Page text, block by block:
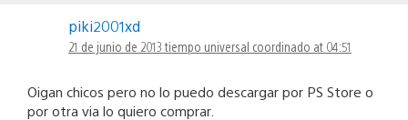
piki2001xd
21 de junio de 2013 tiempo universal coordinado at 04:51
Oigan chicos pero no lo puedo descargar por PS Store o
por otra via lo quiero comprar.